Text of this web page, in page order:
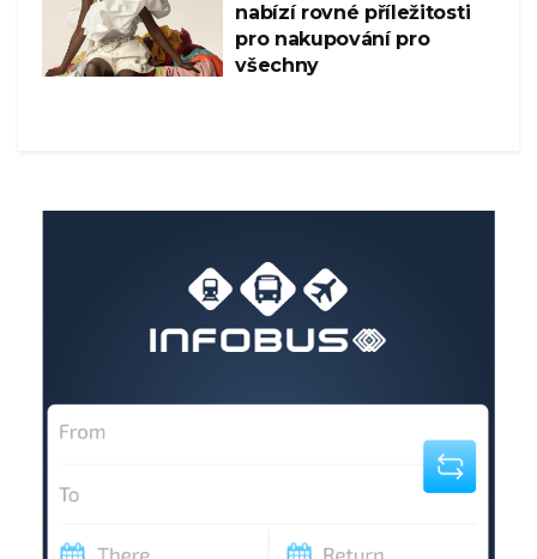
nabízí rovné příležitosti
pro nakupování pro
všechny